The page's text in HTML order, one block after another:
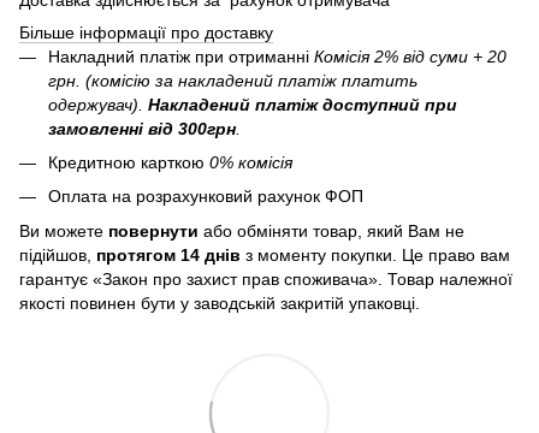
Більше інформації про доставку
Накладний платіж при отриманні Комісія 2% від суми + 20
грн. (комісію за накладений платіж платить
одержувач). Накладений платіж доступний при
замовленні від 300грн
Кредитною карткою 0% комісія
Оплата на розрахунковий рахунок ФОП
Ви можете повернути або обміняти товар, який Вам не
підійшов, протягом 14 днів з моменту покупки. Це право вам
гарантує «Закон про захист прав споживача». Товар належної
якості повинен бути у заводській закритій упаковці.